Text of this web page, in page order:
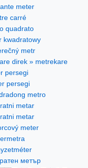
meter
carré
quadrato
kwadratowy
metr
direk » metrekare
persegi
persegi
metro
metar
metar
meter
метър